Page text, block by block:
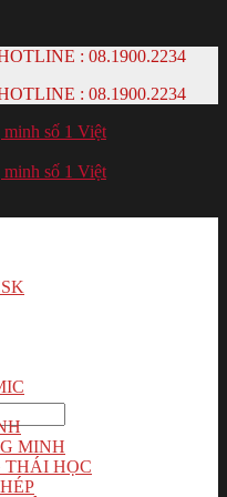
: 08.1900.2234
: 08.1900.2234
MINH
THÁI HỌC